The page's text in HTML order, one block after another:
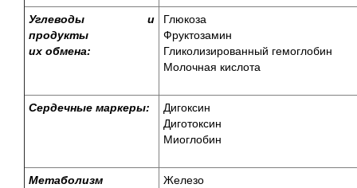
Углеводы и
продукты
их обмена:
Глюкоза
Фруктозамин
Гликолизированный гемоглобин
Молочная кислота
Сердечные маркеры:
Дигоксин
Диготоксин
Миоглобин
Метаболизм
Железо